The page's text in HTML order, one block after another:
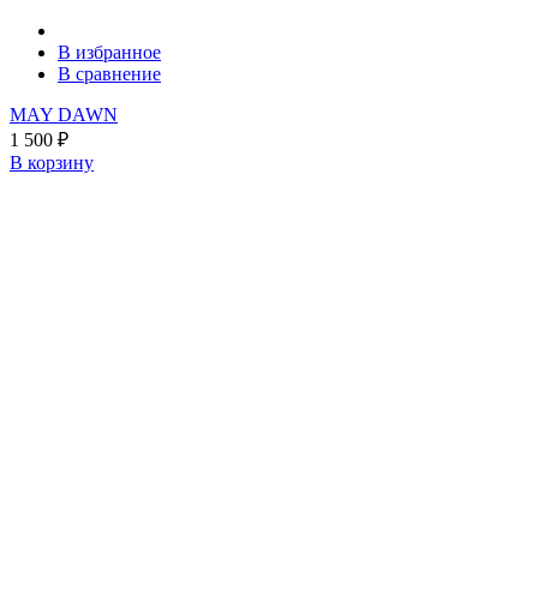
В избранное
В сравнение
MAY DAWN
1 500 ₽
В корзину